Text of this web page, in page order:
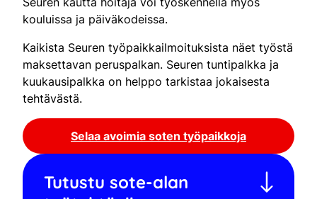
kouluissa ja päiväkodeissa.
Kaikista Seuren työpaikkailmoituksista näet työstä
maksettavan peruspalkan. Seuren tuntipalkka ja
kuukausipalkka on helppo tarkistaa jokaisesta
tehtävästä.
Selaa avoimia soten työpaikkoja
Tutustu sote-alan